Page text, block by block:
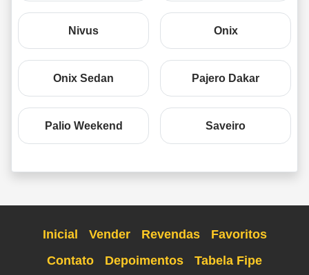
Nivus Onix
Onix Sedan Pajero Dakar
Palio Weekend Saveiro
Inicial Vender Revendas
Favoritos
Contato
Depoimentos
Tabela Fipe